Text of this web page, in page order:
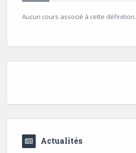
Aucun cours associé à cette définition.
Actualités